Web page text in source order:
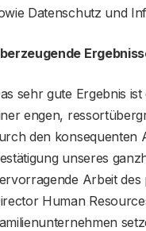
Datenschutz und
sehr gute Ergebnis
engen,
den konsequenten
unseres
Arbeit des
Human